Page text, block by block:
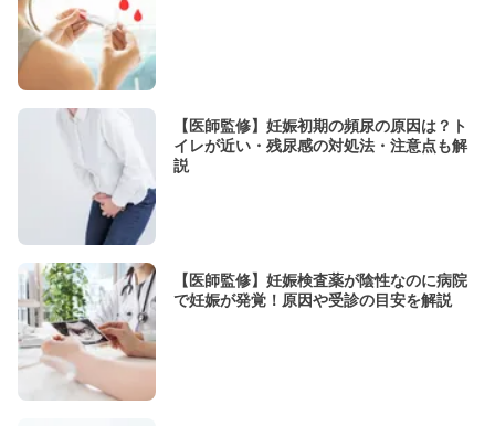
【医師監修】妊娠初期の頻尿の原因は？ト
イレが近い・残尿感の対処法・注意点も解
説
【医師監修】妊娠検査薬が陰性なのに病院
で妊娠が発覚！原因や受診の目安を解説